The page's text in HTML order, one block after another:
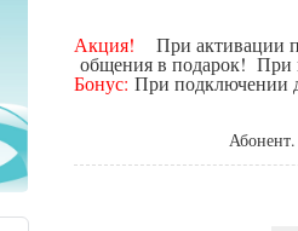
Акция! При активации
общения в подарок! При
Бонус: При подключении